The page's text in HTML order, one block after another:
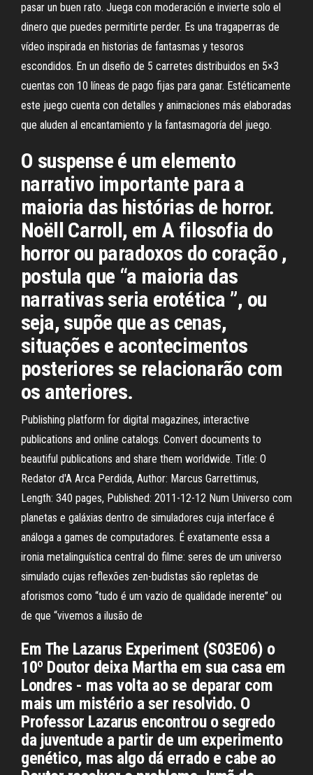
pasar un buen rato. Juega con moderación e invierte solo el
dinero que puedes permitirte perder. Es una tragaperras de
vídeo inspirada en historias de fantasmas y tesoros
escondidos. En un diseño de 5 carretes distribuidos en 5×3
cuentas con 10 líneas de pago fijas para ganar. Estéticamente
este juego cuenta con detalles y animaciones más elaboradas
que aluden al encantamiento y la fantasmagoría del juego.
O suspense é um elemento
narrativo importante para a
maioria das histórias de horror.
Noëll Carroll, em A filosofia do
horror ou paradoxos do coração ,
postula que “a maioria das
narrativas seria erotética ”, ou
seja, supõe que as cenas,
situações e acontecimentos
posteriores se relacionarão com
os anteriores.
Publishing platform for digital magazines, interactive
publications and online catalogs. Convert documents to
beautiful publications and share them worldwide. Title: O
Redator d'A Arca Perdida, Author: Marcus Garrettimus,
Length: 340 pages, Published: 2011-12-12 Num Universo com
planetas e galáxias dentro de simuladores cuja interface é
análoga a games de computadores. É exatamente essa a
ironia metalinguística central do filme: seres de um universo
simulado cujas reflexões zen-budistas são repletas de
aforismos como “tudo é um vazio de qualidade inerente” ou
de que “vivemos a ilusão de
Em The Lazarus Experiment (S03E06) o
10º Doutor deixa Martha em sua casa em
Londres - mas volta ao se deparar com
mais um mistério a ser resolvido. O
Professor Lazarus encontrou o segredo
da juventude a partir de um experimento
genético, mas algo dá errado e cabe ao